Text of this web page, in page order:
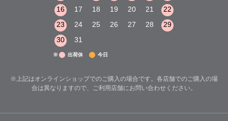
16
17 18 19 20 21
22
23
24 25 26 27 28
29
30
31
※ 出荷休 今日
※上記はオンラインショップでのご購入の場合です。各店舗でのご購入の場
合は異なりますので、ご利用店舗にお問い合わせください。